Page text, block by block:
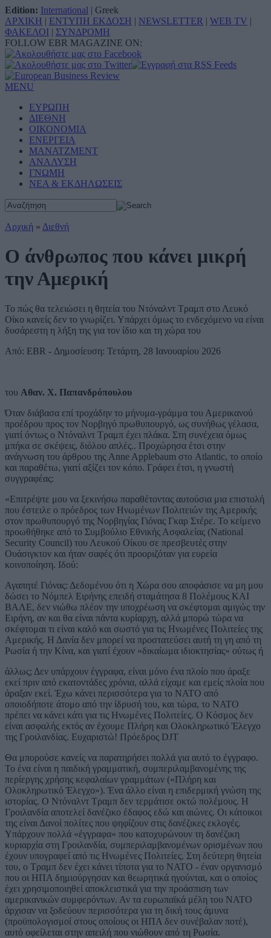
Edition: International | Greek
ΑΡΧΙΚΗ | ΕΝΤΥΠΗ ΕΚΔΟΣΗ | NEWSLETTER | WEB TV |
ΦΑΚΕΛΟΙ | ΣΥΝΔΡΟΜΗ
FOLLOW EBR MAGAZINE ON:
MENU
ΕΥΡΩΠΗ
ΔΙΕΘΝΗ
ΟΙΚΟΝΟΜΙΑ
ΕΝΕΡΓΕΙΑ
ΜΑΝΑΤΖΜΕΝΤ
ΑΝΑΛΥΣΗ
ΓΝΩΜΗ
ΝΕΑ & ΕΚΔΗΛΩΣΕΙΣ
Αρχική » Διεθνή
Ο άνθρωπος που κάνει μικρή
την Αμερική
Το πώς θα τελειώσει η θητεία του Ντόναλντ Τραμπ στο Λευκό
Οίκο κανείς δεν το γνωρίζει. Υπάρχει όμως το ενδεχόμενο να είναι
δυσάρεστη η λήξη της για τον ίδιο και τη χώρα του
Από: EBR - Δημοσίευση: Τετάρτη, 28 Ιανουαρίου 2026
του Αθαν. Χ. Παπανδρόπουλου
Όταν διάβασα επί τροχάδην το μήνυμα-γράμμα του Αμερικανού
προέδρου προς τον Νορβηγό πρωθυπουργό, ως συνήθως γέλασα,
γιατί όντως ο Ντόναλντ Τραμπ έχει πλάκα. Στη συνέχεια όμως
μπήκα σε σκέψεις, διόλου απλές.. Προχώρησα έτσι στην
ανάγνωση του άρθρου της Anne Applebaum στο Atlantic, το οποίο
και παραθέτω, γιατί αξίζει τον κόπο. Γράφει έτσι, η γνωστή
συγγραφέας:
«Επιτρέψτε μου να ξεκινήσω παραθέτοντας αυτούσια μια επιστολή
που έστειλε ο πρόεδρος των Ηνωμένων Πολιτειών της Αμερικής
στον πρωθυπουργό της Νορβηγίας Γιόνας Γκαρ Στέρε. Το κείμενο
προωθήθηκε από το Συμβούλιο Εθνικής Ασφαλείας (National
Security Council) του Λευκού Οίκου σε πρεσβευτές στην
Ουάσιγκτον και ήταν σαφές ότι προοριζόταν για ευρεία
κοινοποίηση. Ιδού:
Αγαπητέ Γιόνας: Δεδομένου ότι η Χώρα σου αποφάσισε να μη μου
δώσει το Νόμπελ Ειρήνης επειδή σταμάτησα 8 Πολέμους ΚΑΙ
ΒΑΛΕ, δεν νιώθω πλέον την υποχρέωση να σκέφτομαι αμιγώς την
Ειρήνη, αν και θα είναι πάντα κυρίαρχη, αλλά μπορώ τώρα να
σκέφτομαι τι είναι καλό και σωστό για τις Ηνωμένες Πολιτείες της
Αμερικής. Η Δανία δεν μπορεί να προστατεύσει αυτή τη γη από τη
Ρωσία ή την Κίνα, και γιατί έχουν «δικαίωμα ιδιοκτησίας» ούτως ή
άλλως; Δεν υπάρχουν έγγραφα, είναι μόνο ένα πλοίο που άραξε
εκεί πριν από εκατοντάδες χρόνια, αλλά είχαμε και εμείς πλοία που
άραξαν εκεί. Έχω κάνει περισσότερα για το NATO από
οποιοδήποτε άτομο από την ίδρυσή του, και τώρα, το NATO
πρέπει να κάνει κάτι για τις Ηνωμένες Πολιτείες. Ο Κόσμος δεν
είναι ασφαλής εκτός αν έχουμε Πλήρη και Ολοκληρωτικό Έλεγχο
της Γροιλανδίας. Ευχαριστώ! Πρόεδρος DJT
Θα μπορούσε κανείς να παρατηρήσει πολλά για αυτό το έγγραφο.
Το ένα είναι η παιδική γραμματική, συμπεριλαμβανομένης της
περίεργης χρήσης κεφαλαίων γραμμάτων («Πλήρη και
Ολοκληρωτικό Έλεγχο»). Ένα άλλο είναι η επιδερμική γνώση της
ιστορίας. Ο Ντόναλντ Τραμπ δεν τερμάτισε οκτώ πολέμους. Η
Γροιλανδία αποτελεί δανέζικο έδαφος εδώ και αιώνες. Οι κάτοικοι
της είναι Δανοί πολίτες που ψηφίζουν στις δανέζικες εκλογές.
Υπάρχουν πολλά «έγγραφα» που κατοχυρώνουν τη δανέζικη
κυριαρχία στη Γροιλανδία, συμπεριλαμβανομένων ορισμένων που
έχουν υπογραφεί από τις Ηνωμένες Πολιτείες. Στη δεύτερη θητεία
του, ο Τραμπ δεν έχει κάνει τίποτα για το NATO - έναν οργανισμό
που οι ΗΠΑ δημιούργησαν και θεωρητικά ηγούνται, και ο οποίος
έχει χρησιμοποιηθεί αποκλειστικά για την προάσπιση των
αμερικανικών συμφερόντων. Αν τα ευρωπαϊκά μέλη του NATO
άρχισαν να ξοδεύουν περισσότερα για τη δική τους άμυνα
(προϋπολογισμοί στους οποίους οι ΗΠΑ δεν συνέβαλαν ποτέ),
αυτό οφείλεται στην απειλή που νιώθουν από τη Ρωσία.